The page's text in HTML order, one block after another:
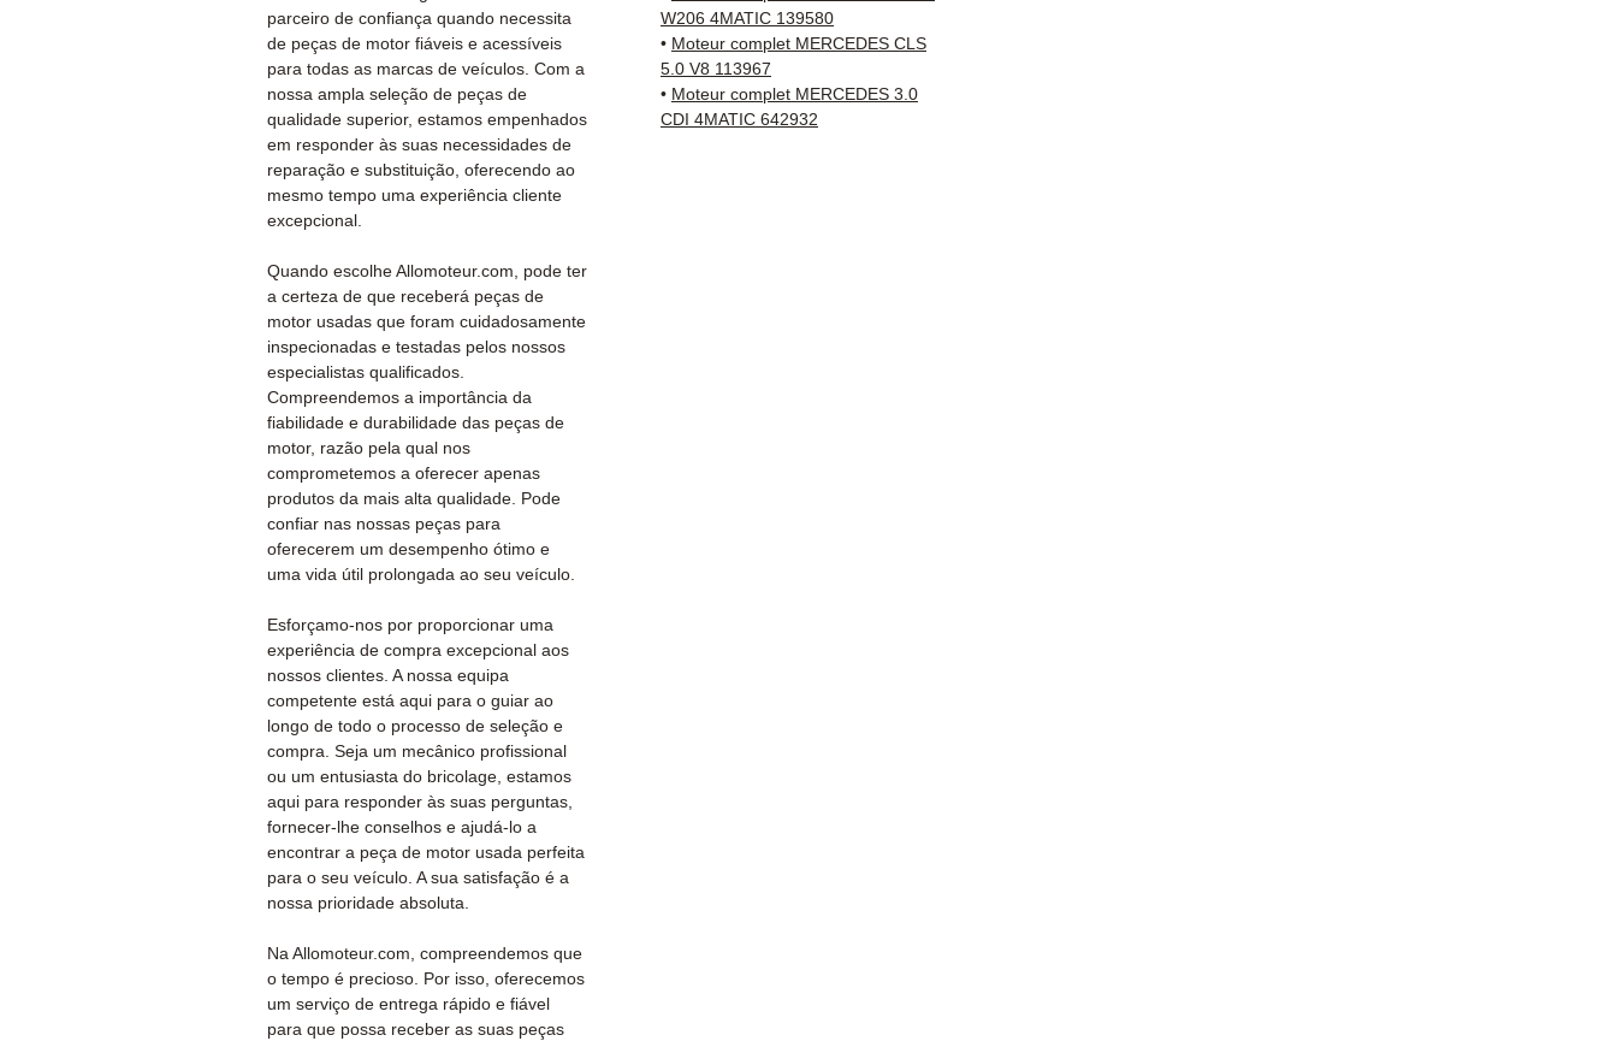
parceiro de confiança quando necessita
de peças de motor fiáveis e acessíveis
para todas as marcas de veículos. Com a
nossa ampla seleção de peças de
qualidade superior, estamos empenhados
em responder às suas necessidades de
reparação e substituição, oferecendo ao
mesmo tempo uma experiência cliente
excepcional.
Quando escolhe Allomoteur.com, pode ter
a certeza de que receberá peças de
motor usadas que foram cuidadosamente
inspecionadas e testadas pelos nossos
especialistas qualificados.
Compreendemos a importância da
fiabilidade e durabilidade das peças de
motor, razão pela qual nos
comprometemos a oferecer apenas
produtos da mais alta qualidade. Pode
confiar nas nossas peças para
oferecerem um desempenho ótimo e
uma vida útil prolongada ao seu veículo.
Esforçamo-nos por proporcionar uma
experiência de compra excepcional aos
nossos clientes. A nossa equipa
competente está aqui para o guiar ao
longo de todo o processo de seleção e
compra. Seja um mecânico profissional
ou um entusiasta do bricolage, estamos
aqui para responder às suas perguntas,
fornecer-lhe conselhos e ajudá-lo a
encontrar a peça de motor usada perfeita
para o seu veículo. A sua satisfação é a
nossa prioridade absoluta.
Na Allomoteur.com, compreendemos que
o tempo é precioso. Por isso, oferecemos
um serviço de entrega rápido e fiável
para que possa receber as suas peças
W206 4MATIC 139580
• Moteur complet MERCEDES CLS
5.0 V8 113967
• Moteur complet MERCEDES 3.0
CDI 4MATIC 642932